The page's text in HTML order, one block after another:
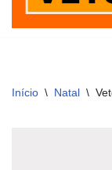
Início \ Natal \